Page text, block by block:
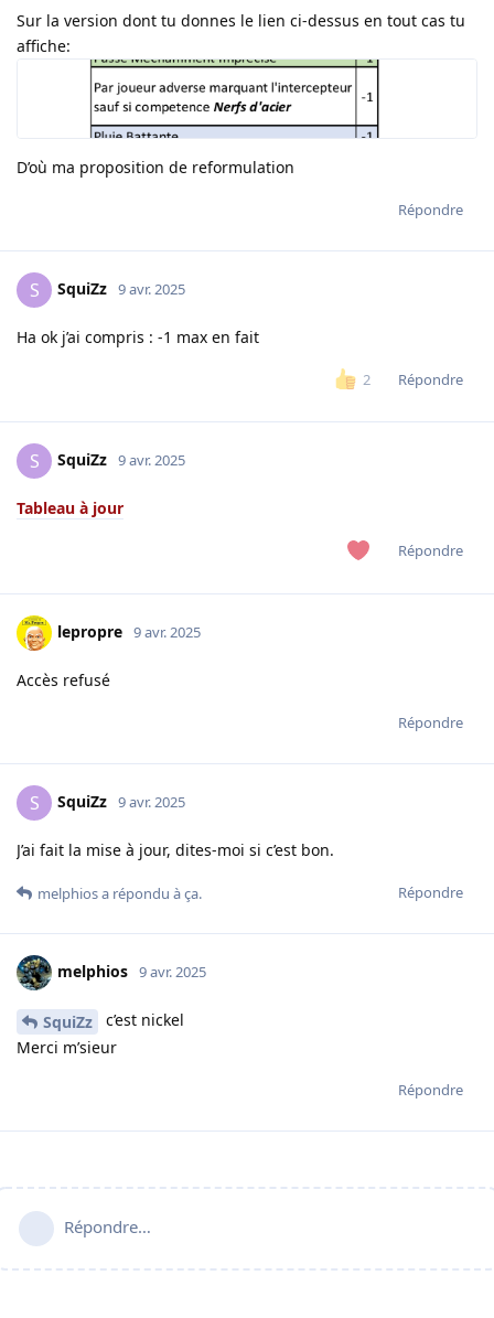
Sur la version dont tu donnes le lien ci-dessus en tout cas tu
affiche:
D’où ma proposition de reformulation
Répondre
S SquiZz 9 avr. 2025
Ha ok j’ai compris : -1 max en fait
2 Répondre
S SquiZz 9 avr. 2025
Tableau à jour
Répondre
lepropre 9 avr. 2025
Accès refusé
Répondre
S SquiZz 9 avr. 2025
J’ai fait la mise à jour, dites-moi si c’est bon.
Répondre
melphiosa répondu à ça.
melphios 9 avr. 2025
SquiZz
c’est nickel
Merci m’sieur
Répondre
Répondre…